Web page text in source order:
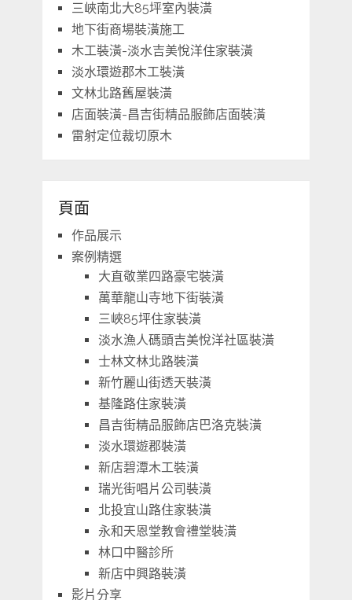
三峽南北大85坪室內裝潢
地下街商場裝潢施工
木工裝潢-淡水吉美悅洋住家裝潢
淡水環遊郡木工裝潢
文林北路舊屋裝潢
店面裝潢-昌吉街精品服飾店面裝潢
雷射定位裁切原木
頁面
作品展示
案例精選
大直敬業四路豪宅裝潢
萬華龍山寺地下街裝潢
三峽85坪住家裝潢
淡水漁人碼頭吉美悅洋社區裝潢
士林文林北路裝潢
新竹麗山街透天裝潢
基隆路住家裝潢
昌吉街精品服飾店巴洛克裝潢
淡水環遊郡裝潢
新店碧潭木工裝潢
瑞光街唱片公司裝潢
北投宜山路住家裝潢
永和天恩堂教會禮堂裝潢
林口中醫診所
新店中興路裝潢
影片分享